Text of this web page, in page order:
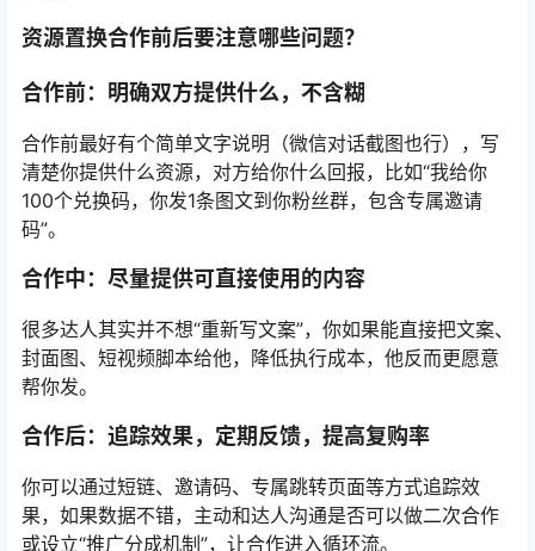
资源置换合作前后要注意哪些问题？
合作前：明确双方提供什么，不含糊
合作前最好有个简单文字说明（微信对话截图也行），写
清楚你提供什么资源，对方给你什么回报，比如“我给你
100个兑换码，你发1条图文到你粉丝群，包含专属邀请
码”。
合作中：尽量提供可直接使用的内容
很多达人其实并不想“重新写文案”，你如果能直接把文案、
封面图、短视频脚本给他，降低执行成本，他反而更愿意
帮你发。
合作后：追踪效果，定期反馈，提高复购率
你可以通过短链、邀请码、专属跳转页面等方式追踪效
果，如果数据不错，主动和达人沟通是否可以做二次合作
或设立“推广分成机制”，让合作进入循环流。